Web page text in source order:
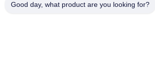
ที่อยู่ของเรา
Good day, what product are you looking for?